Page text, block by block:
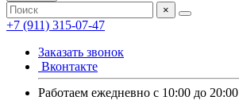
×
+7 (911) 315-07-47
Заказать звонок
Вконтакте
Работаем ежедневно с 10:00 до 20:00